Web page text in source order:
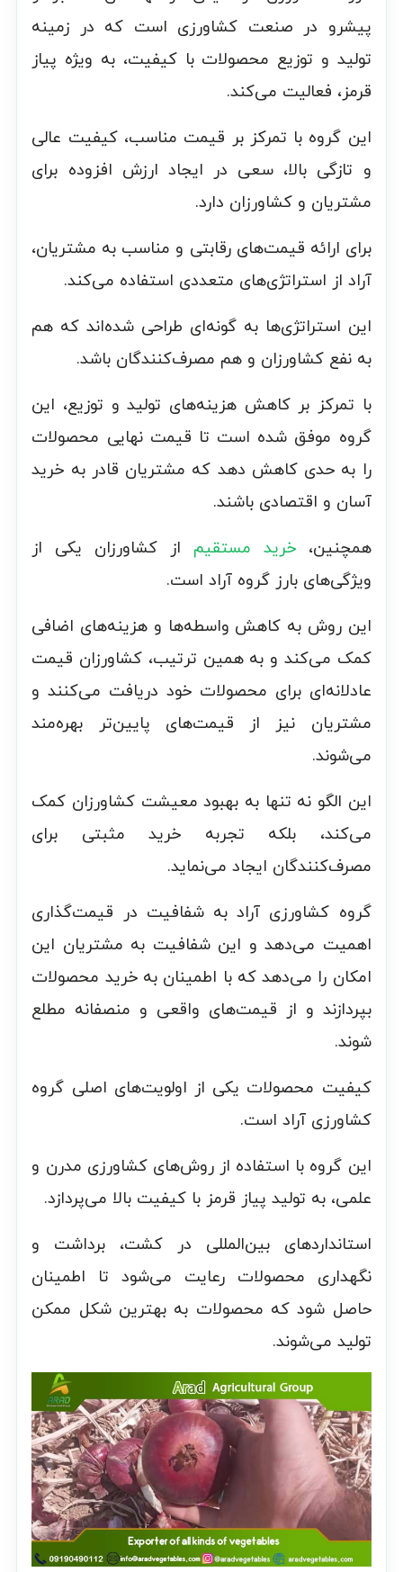
پیشرو در صنعت کشاورزی است که در زمینه
تولید و توزیع محصولات با کیفیت، به ویژه پیاز
قرمز، فعالیت می‌کند.
این گروه با تمرکز بر قیمت مناسب، کیفیت عالی
و تازگی بالا، سعی در ایجاد ارزش افزوده برای
مشتریان و کشاورزان دارد.
برای ارائه قیمت‌های رقابتی و مناسب به مشتریان،
آراد از استراتژی‌های متعددی استفاده می‌کند.
این استراتژی‌ها به گونه‌ای طراحی شده‌اند که هم
به نفع کشاورزان و هم مصرف‌کنندگان باشد.
با تمرکز بر کاهش هزینه‌های تولید و توزیع، این
گروه موفق شده است تا قیمت نهایی محصولات
را به حدی کاهش دهد که مشتریان قادر به خرید
آسان و اقتصادی باشند.
همچنین،خرید مستقیم از کشاورزان یکی از
ویژگی‌های بارز گروه آراد است.
این روش به کاهش واسطه‌ها و هزینه‌های اضافی
کمک می‌کند و به همین ترتیب، کشاورزان قیمت
عادلانه‌ای برای محصولات خود دریافت می‌کنند و
مشتریان نیز از قیمت‌های پایین‌تر بهره‌مند
می‌شوند.
این الگو نه تنها به بهبود معیشت کشاورزان کمک
می‌کند، بلکه تجربه خرید مثبتی برای
مصرف‌کنندگان ایجاد می‌نماید.
گروه کشاورزی آراد به شفافیت در قیمت‌گذاری
اهمیت می‌دهد و این شفافیت به مشتریان این
امکان را می‌دهد که با اطمینان به خرید محصولات
بپردازند و از قیمت‌های واقعی و منصفانه مطلع
شوند.
کیفیت محصولات یکی از اولویت‌های اصلی گروه
کشاورزی آراد است.
این گروه با استفاده از روش‌های کشاورزی مدرن و
علمی، به تولید پیاز قرمز با کیفیت بالا می‌پردازد.
استانداردهای بین‌المللی در کشت، برداشت و
نگهداری محصولات رعایت می‌شود تا اطمینان
حاصل شود که محصولات به بهترین شکل ممکن
تولید می‌شوند.